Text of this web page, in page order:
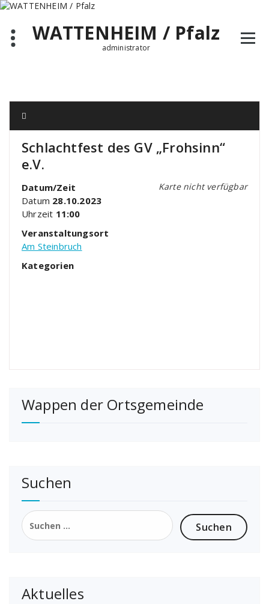
Zum
springenWATTENHEIM / Pfalz
administrator
Schlachtfest des GV „Frohsinn“
e.V.
Karte nicht verfügbar
Datum/Zeit
Datum 28.10.2023
Uhrzeit 11:00
Veranstaltungsort
Am Steinbruch
Kategorien
Wappen der Ortsgemeinde
Suchen
Suchen
nach:
Aktuelles